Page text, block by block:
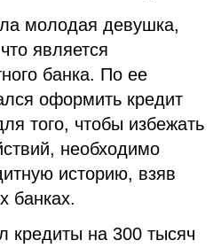
молодая девушка,
является
банка. По ее
оформить кредит
того, чтобы избежать
необходимо
историю, взяв
банках.
кредиты на 300 тысяч